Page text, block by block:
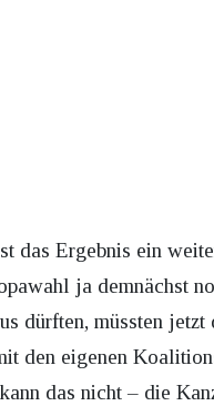
das Ergebnis ein
ja demnächst
dürften, müssten
den eigenen
das nicht – die